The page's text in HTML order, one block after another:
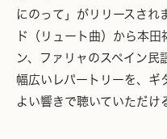
にのって」がリリースされ
ド（リュート曲）から本
ン、ファリャのスペイン民
幅広いレパートリーを、ギ
よい響きで聴いていただけ